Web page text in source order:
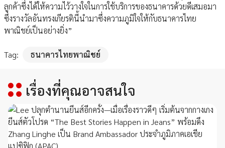
ลูกค้าซึ่งได้ให้ความไว้วางใจในการใช้บริการของธนาคารด้วยดีเสมอมา
ซึ่งรางวัลอันทรงเกียรตินี้นำมาซึ่งความภูมิใจให้กับธนาคารไทย
พาณิชย์เป็นอย่างยิ่ง”
Tag: ธนาคารไทยพาณิชย์
เรื่องที่คุณอาจสนใจ